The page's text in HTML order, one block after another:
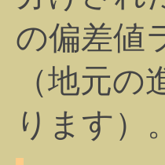
の偏差値
（地元
ります）。